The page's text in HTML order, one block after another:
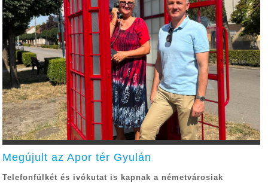
Megújult az Apor tér Gyulán
Telefonfülkét és ivókutat is kapnak a németvárosiak